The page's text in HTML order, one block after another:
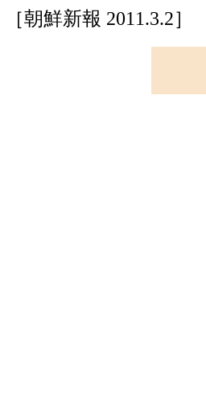
［朝鮮新報 2011.3.2］